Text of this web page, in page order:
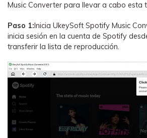
Music Converter para llevar a cabo esta
Paso 1:Inicia UkeySoft Spotify Music
inicia sesión en la cuenta de Spotify
transferir la lista de reproducción.